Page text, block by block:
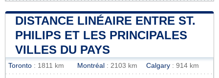
DISTANCE LINÉAIRE ENTRE ST.
PHILIPS ET LES PRINCIPALES
VILLES DU PAYS
Toronto : 1811 km Montréal : 2103 km Calgary : 914 km